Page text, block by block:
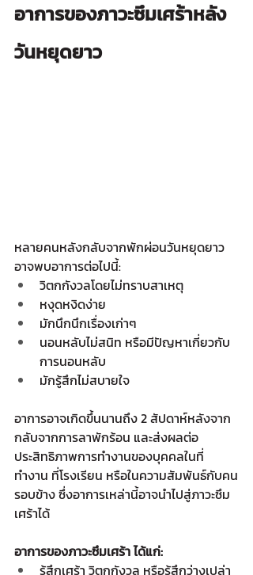
อาการของภาวะซึมเศร้าหลัง
วันหยุดยาว
หลายคนหลังกลับจากพักผ่อนวันหยุดยาว
อาจพบอาการต่อไปนี้:
วิตกกังวลโดยไม่ทราบสาเหตุ
หงุดหงิดง่าย
มักนึกนึกเรื่องเก่าๆ
นอนหลับไม่สนิท หรือมีปัญหาเกี่ยวกับ
การนอนหลับ
มักรู้สึกไม่สบายใจ
อาการอาจเกิดขึ้นนานถึง 2 สัปดาห์หลังจาก
กลับจากการลาพักร้อน และส่งผลต่อ
ประสิทธิภาพการทำงานของบุคคลในที่
ทำงาน ที่โรงเรียน หรือในความสัมพันธ์กับคน
รอบข้าง ซึ่งอาการเหล่านี้อาจนำไปสู่ภาวะซึม
เศร้าได้
อาการของภาวะซึมเศร้า ได้แก่:
รู้สึกเศร้า วิตกกังวล หรือรู้สึกว่างเปล่า